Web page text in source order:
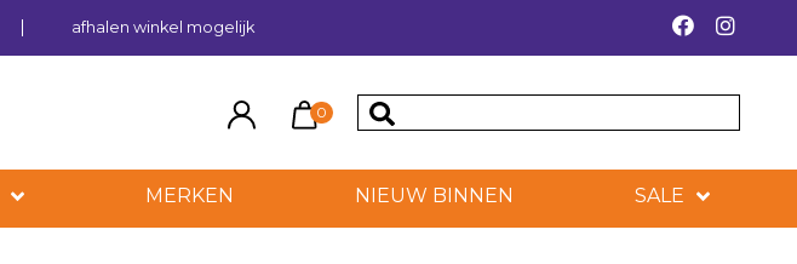
afhalen winkel mogelijk
0
MERKEN NIEUW BINNEN SALE